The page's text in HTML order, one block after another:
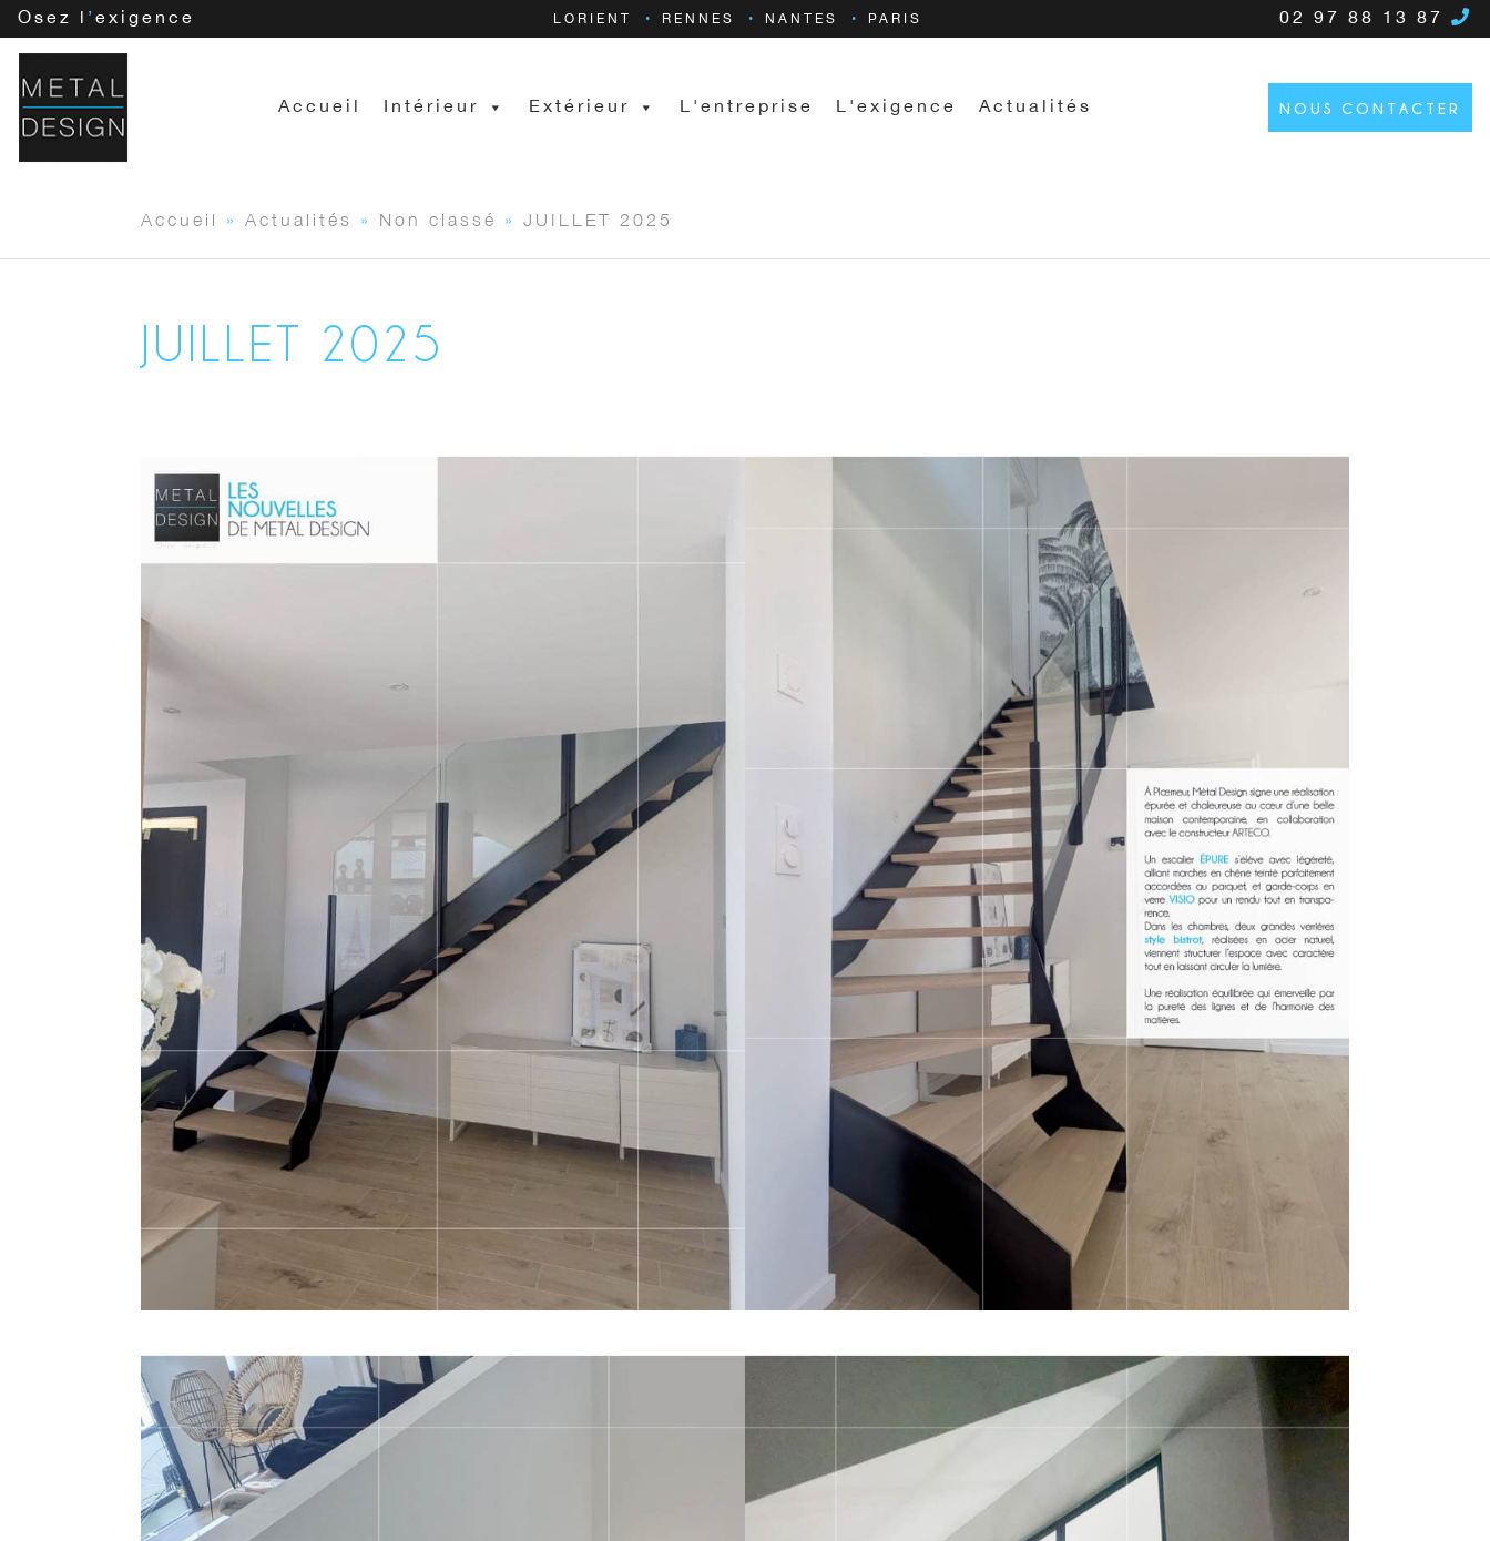
Osez l ’exigence LORIENT RENNES NANTES PARIS 02 97 88 13 87
Accueil Intérieur Extérieur L'entreprise L'exigence Actualités NOUS CONTACTER
Accueil » Actualités » Non classé » JUILLET 2025
JUILLET 2025